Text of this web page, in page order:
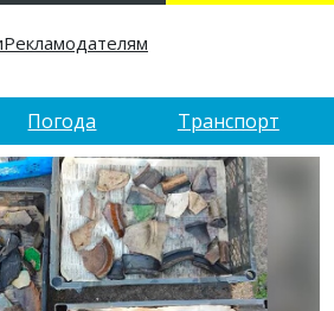
Рекламодателям
Погода Транспорт